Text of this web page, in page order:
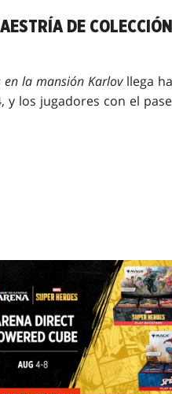
DE
en la mansión Karlovllega
y los jugadores con el